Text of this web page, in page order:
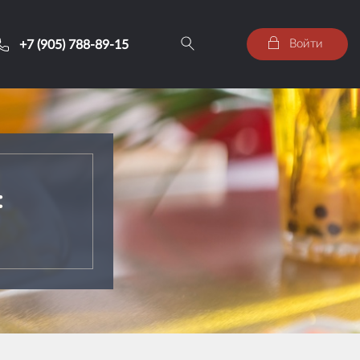
+7 (905) 788-89-15 Войти